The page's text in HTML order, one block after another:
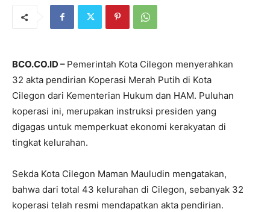
BCO.CO.ID – Pemerintah Kota Cilegon menyerahkan
32 akta pendirian Koperasi Merah Putih di Kota
Cilegon dari Kementerian Hukum dan HAM. Puluhan
koperasi ini, merupakan instruksi presiden yang
digagas untuk memperkuat ekonomi kerakyatan di
tingkat kelurahan.
Sekda Kota Cilegon Maman Mauludin mengatakan,
bahwa dari total 43 kelurahan di Cilegon, sebanyak 32
koperasi telah resmi mendapatkan akta pendirian.